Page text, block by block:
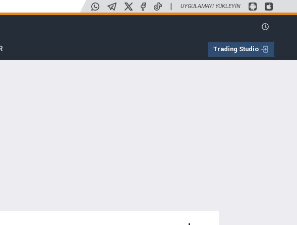
| UYGULAMAYI YÜKLEYIN
Trading Studio